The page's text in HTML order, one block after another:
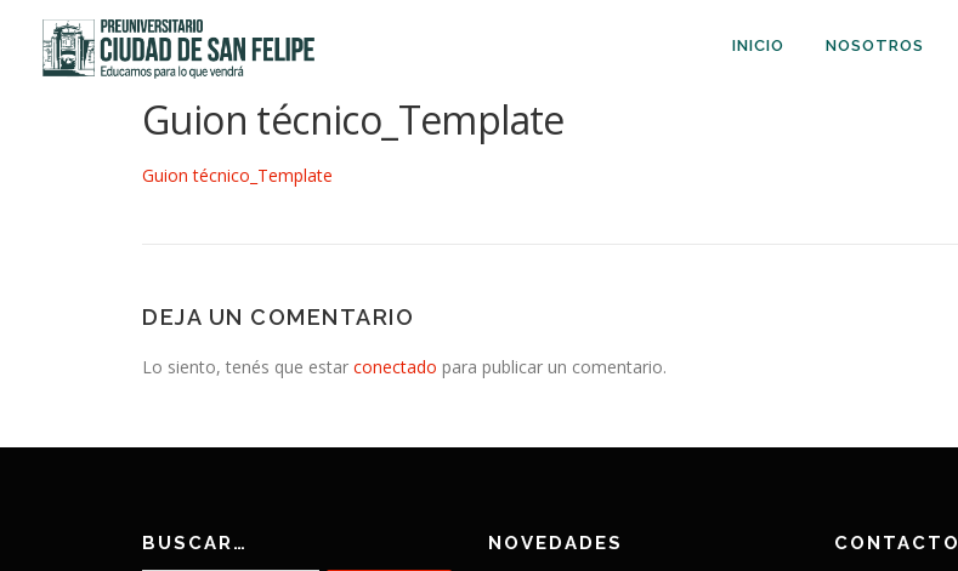
contenido
INICIO NOSOTROS
Guion técnico_Template
Guion técnico_Template
DEJA UN COMENTARIO
Lo siento, tenés que estar conectado para publicar un comentario.
BUSCAR… NOVEDADES CONTACTO